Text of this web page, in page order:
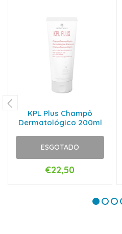
KPL Plus Champô
Dermatológico 200ml
ESGOTADO
€22,50